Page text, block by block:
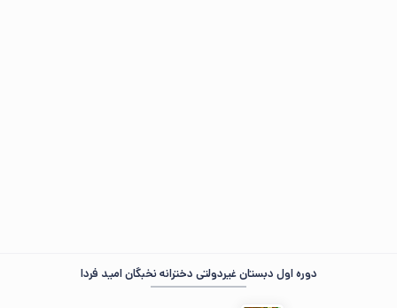
دوره اول دبستان غیردولتی دخترانه نخبگان امید فردا